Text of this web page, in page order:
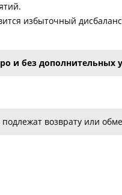
избыточный
и без дополнительных
возврату или